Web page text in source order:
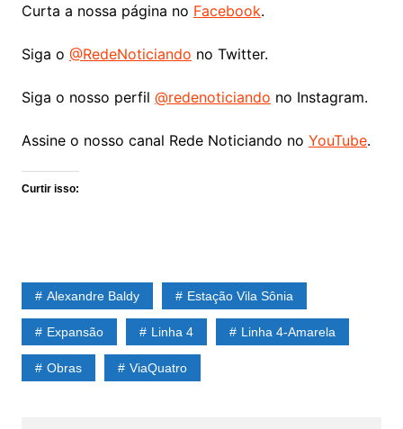
Curta a nossa página no Facebook.
Siga o @RedeNoticiando no Twitter.
Siga o nosso perfil @redenoticiando no Instagram.
Assine o nosso canal Rede Noticiando no YouTube.
Curtir isso:
Alexandre Baldy Estação Vila Sônia
Expansão Linha 4 Linha 4-Amarela
Obras ViaQuatro